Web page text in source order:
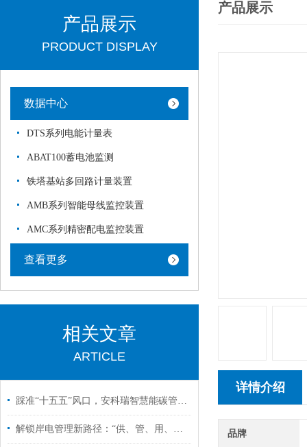
产品展示
PRODUCT DISPLAY
数据中心
DTS系列电能计量表
ABAT100蓄电池监测
铁塔基站多回路计量装置
AMB系列智能母线监控装置
AMC系列精密配电监控装置
查看更多
相关文章
ARTICLE
踩准“十五五”风口，安科瑞智慧能碳管理轻松搞定园区工厂降碳考核
解锁岸电管理新路径：“供、管、用、减” 全链条解决方案详解
产品展示
详情介绍
品牌